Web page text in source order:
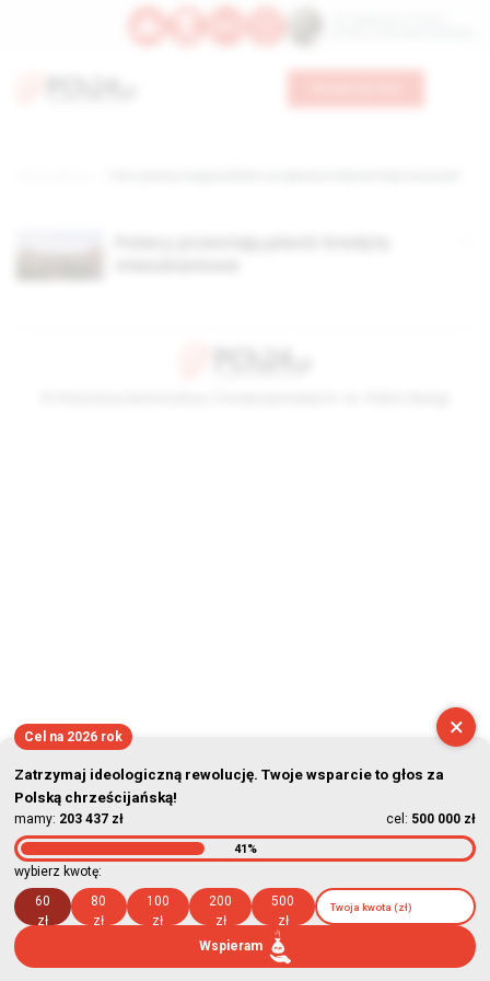
×
Cel na 2026 rok
Zatrzymaj ideologiczną rewolucję. Twoje wsparcie to głos za
Polską chrześcijańską!
mamy: 203 437 zł cel: 500 000 zł
41%
wybierz kwotę:
60
zł
80
zł
100
zł
200
zł
500
zł
Wspieram